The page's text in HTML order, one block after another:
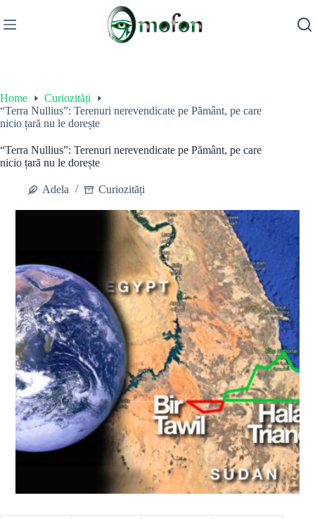
to
content
Home
Curiozități
“Terra Nullius”: Terenuri nerevendicate pe Pământ, pe care
nicio țară nu le dorește
“Terra Nullius”: Terenuri nerevendicate pe Pământ, pe care
nicio țară nu le dorește
Adela Curiozități